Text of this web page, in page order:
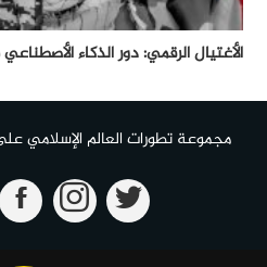
الأغتيال الرقمي: دور الذكاء
مجموعة تطورات العالم الإسلامي